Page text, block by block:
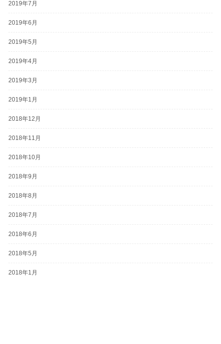
2019年7月
2019年6月
2019年5月
2019年4月
2019年3月
2019年1月
2018年12月
2018年11月
2018年10月
2018年9月
2018年8月
2018年7月
2018年6月
2018年5月
2018年1月